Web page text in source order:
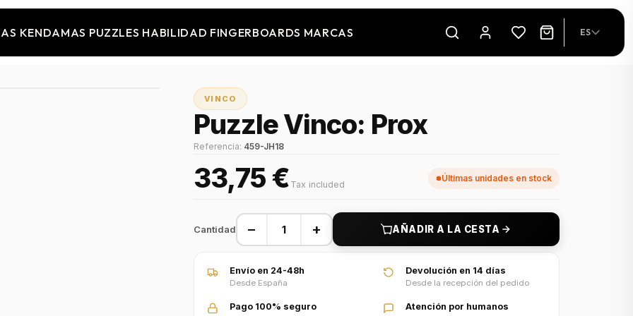
KENDAMAS PUZZLES HABILIDAD FINGERBOARDS MARCAS ES
VINCO
Puzzle Vinco: Prox
Referencia: 459-JH18
33,75 € Tax included
Últimas unidades en stock
Cantidad − + AÑADIR A LA CESTA
Envío en 24-48h
Desde España
Devolución en 14 días
Desde la recepción del pedido
Pago 100% seguro Atención por humanos